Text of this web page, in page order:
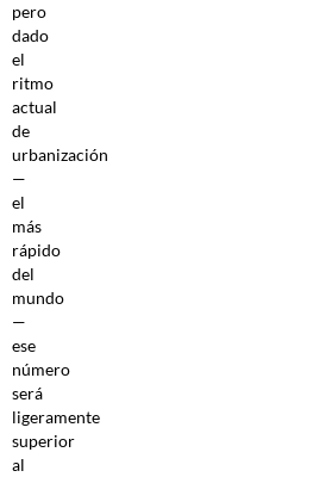
pero
dado
el
ritmo
actual
de
urbanización
—
el
más
rápido
del
mundo
—
ese
número
será
ligeramente
superior
al